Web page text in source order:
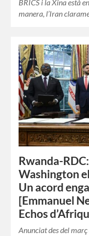
BRICS i la Xina està
manera, l’Iran
Rwanda-
Washington
Un acord
[Emmanuel
Echos
Anunciat des del